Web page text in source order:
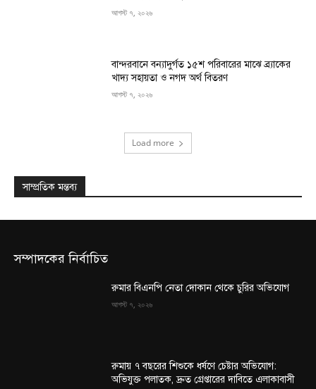
আগস্ট ৭, ২০২৬
বান্দরবানে বন্যাদুর্গত ১৫শ পরিবারের মাঝে ব্র্যাকের
খাদ্য সহায়তা ও নগদ অর্থ বিতরণ
আগস্ট ৭, ২০২৬
Load more
সাম্প্রতিক মন্তব্য
সম্পাদকের নির্বাচিত
রুমার বিএনপি নেতা দোকান থেকে চুরির অভিযোগ
আগস্ট ৭, ২০২৬
রুমায় ৭ বছরের শিশুকে ধর্ষণে চেষ্টার অভিযোগ:
অভিযুক্ত পলাতক, দ্রুত গ্রেপ্তারের দাবিতে এলাকাবাসী